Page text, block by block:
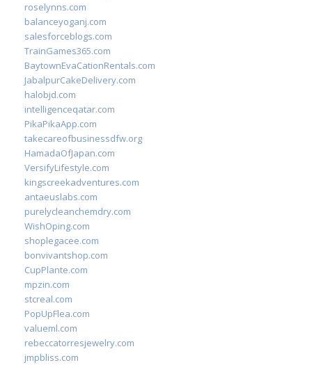
roselynns.com
balanceyoganj.com
salesforceblogs.com
TrainGames365.com
BaytownEvaCationRentals.com
JabalpurCakeDelivery.com
halobjd.com
intelligenceqatar.com
PikaPikaApp.com
takecareofbusinessdfw.org
HamadaOfJapan.com
VersifyLifestyle.com
kingscreekadventures.com
antaeuslabs.com
purelycleanchemdry.com
WishOping.com
shoplegacee.com
bonvivantshop.com
CupPlante.com
mpzin.com
stcreal.com
PopUpFlea.com
valueml.com
rebeccatorresjewelry.com
jmpbliss.com